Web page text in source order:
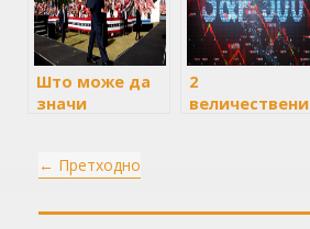
повеќе од
Apple
Што може да
значи
доларот и
2
величествени
ги засекогаш
← Претходно